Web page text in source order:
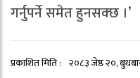
गर्नुपर्ने समेत हुनसक्छ ।’
प्रकाशित मिति : २०८३ जेष्ठ २०,